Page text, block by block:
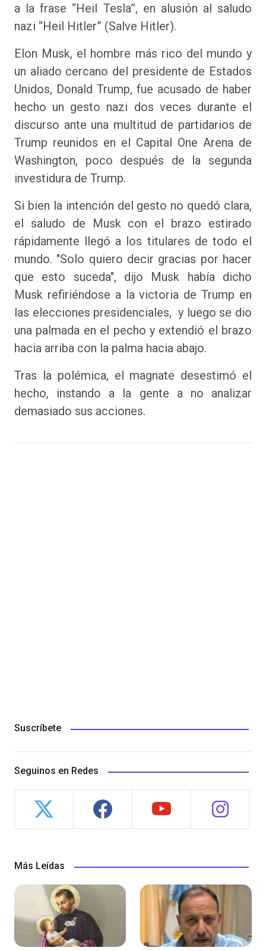
a la frase “Heil Tesla”, en alusión al saludo
nazi “Heil Hitler” (Salve Hitler).
Elon Musk, el hombre más rico del mundo y
un aliado cercano del presidente de Estados
Unidos, Donald Trump, fue acusado de haber
hecho un gesto nazi dos veces durante el
discurso ante una multitud de partidarios de
Trump reunidos en el Capital One Arena de
Washington, poco después de la segunda
investidura de Trump.
Si bien la intención del gesto no quedó clara,
el saludo de Musk con el brazo estirado
rápidamente llegó a los titulares de todo el
mundo. "Solo quiero decir gracias por hacer
que esto suceda", dijo Musk había dicho
Musk refiriéndose a la victoria de Trump en
las elecciones presidenciales, y luego se dio
una palmada en el pecho y extendió el brazo
hacia arriba con la palma hacia abajo.
Tras la polémica, el magnate desestimó el
hecho, instando a la gente a no analizar
demasiado sus acciones.
Suscríbete
Seguinos en Redes
Más Leídas